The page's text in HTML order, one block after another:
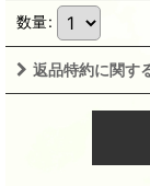
数量:
返品特約に関す